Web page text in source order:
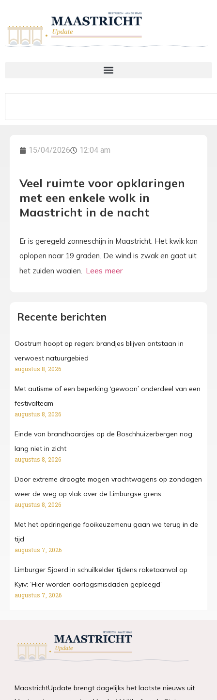
15/04/2026 12:04 am
Veel ruimte voor opklaringen
met een enkele wolk in
Maastricht in de nacht
Er is geregeld zonneschijn in Maastricht. Het kwik kan
oplopen naar 19 graden. De wind is zwak en gaat uit
het zuiden waaien.
Recente berichten
Oostrum hoopt op regen: brandjes blijven ontstaan in
verwoest natuurgebied
augustus 8, 2026
Met autisme of een beperking ‘gewoon’ onderdeel van een
festivalteam
augustus 8, 2026
Einde van brandhaardjes op de Boschhuizerbergen nog
lang niet in zicht
augustus 8, 2026
Door extreme droogte mogen vrachtwagens op zondagen
weer de weg op vlak over de Limburgse grens
augustus 8, 2026
Met het opdringerige fooikeuzemenu gaan we terug in de
tijd
augustus 7, 2026
Limburger Sjoerd in schuilkelder tijdens raketaanval op
Kyiv: ‘Hier worden oorlogsmisdaden gepleegd’
augustus 7, 2026
MaastrichtUpdate brengt dagelijks het laatste nieuws uit